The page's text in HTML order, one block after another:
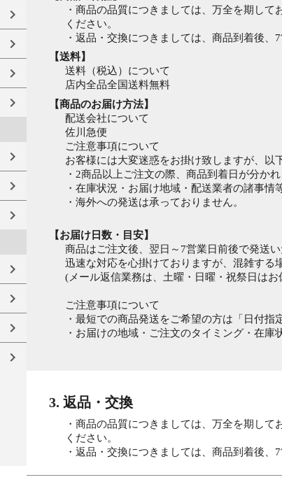
・商品の品質につきましては、万全を期し
ください。
・返品・交換につきましては、商品到着後、
【送料】
送料（税込）について
店内全品全国送料無料
【商品のお届け方法】
配送会社について
佐川急便
ご注意事項について
お客様には大変迷惑をお掛け致しますが、以
・2商品以上ご注文の際、商品到着日が分か
・在庫状況・お届け地域・配送業者の諸事
・海外への発送は承っておりません。
【お届け日数・目安】
商品はご注文後、翌日～7営業日前後で発送い
迅速な対応を心掛けておりますが、混雑する
(メール返信業務は、土曜・日曜・祝祭日は
ご注意事項について
・最短での商品発送をご希望の方は「日付指
・お届けの地域・ご注文のタイミング・在庫
3. 返品・交換
・商品の品質につきましては、万全を期し
ください。
・返品・交換につきましては、商品到着後、